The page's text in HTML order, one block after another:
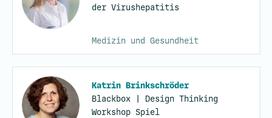
der Virushepatitis
Medizin und Gesundheit
Katrin Brinkschröder
Blackbox | Design Thinking
Workshop Spiel